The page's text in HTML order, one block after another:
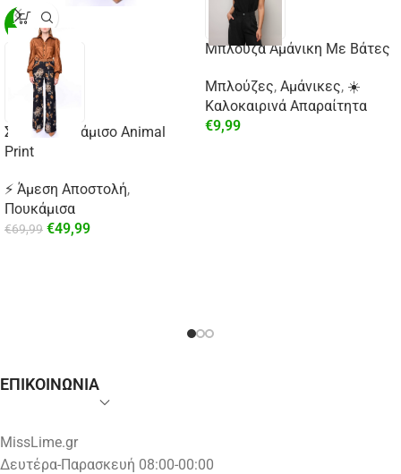
-29%
Σατέν Πουκάμισο Animal
Print
⚡ Άμεση Αποστολή,
Πουκάμισα
€69,99 €49,99
Μπλούζα Αμάνικη Με Βάτες
Μπλούζες, Αμάνικες, ☀️
Καλοκαιρινά Απαραίτητα
€9,99
ΕΠΙΚΟΙΝΩΝΙΑ
MissLime.gr
Δευτέρα-Παρασκευή 08:00-00:00